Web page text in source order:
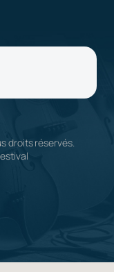
droits réservés.